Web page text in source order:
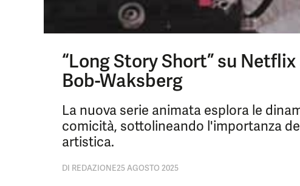
“Long Story Short” su
Bob-Waksberg
La nuova serie animata esplora le
comicità, sottolineando l'importanza
artistica.
DI REDAZIONE25 AGOSTO 2025